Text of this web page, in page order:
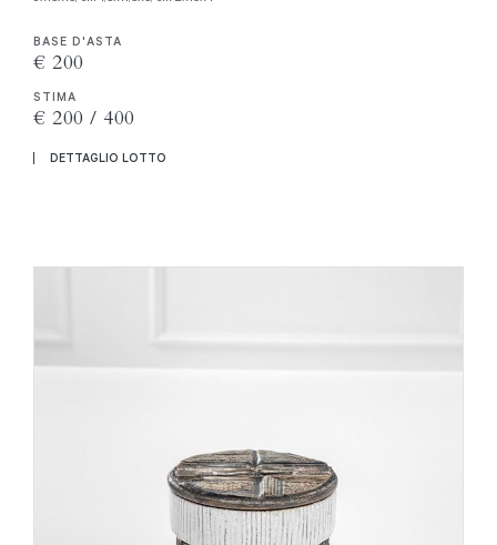
BASE D'ASTA
€ 200
STIMA
€ 200 / 400
DETTAGLIO LOTTO